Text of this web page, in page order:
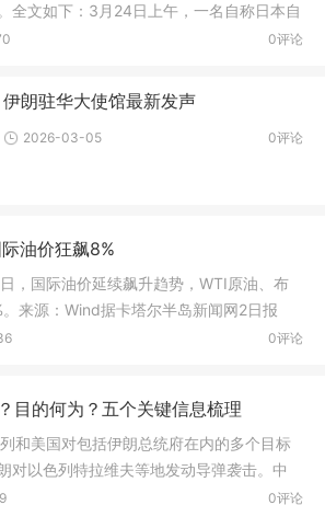
全文如下：3月24日上午，一名自称日本自
0评论
伊朗驻华大使馆最新发声
0评论
2026-03-05
油价狂飙8%
，国际油价延续飙升趋势，WTI原油、布
来源：Wind据卡塔尔半岛新闻网2日报
0评论
目的何为？五个关键信息梳理
和美国对包括伊朗总统府在内的多个目标
对以色列特拉维夫等地发动导弹袭击。中
0评论